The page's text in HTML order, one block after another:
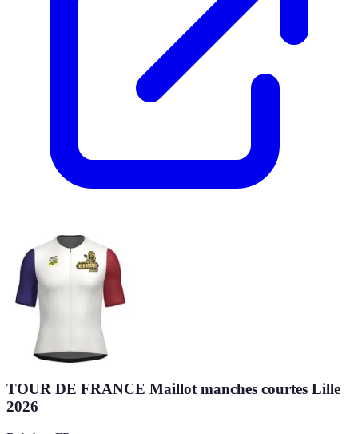
TOUR DE FRANCE Maillot manches courtes Lille
2026